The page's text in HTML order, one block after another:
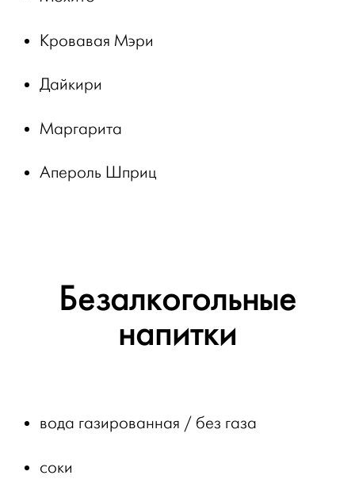
Кровавая Мэри
Дайкири
Маргарита
Апероль Шприц
Безалкогольные
напитки
вода газированная / без газа
соки